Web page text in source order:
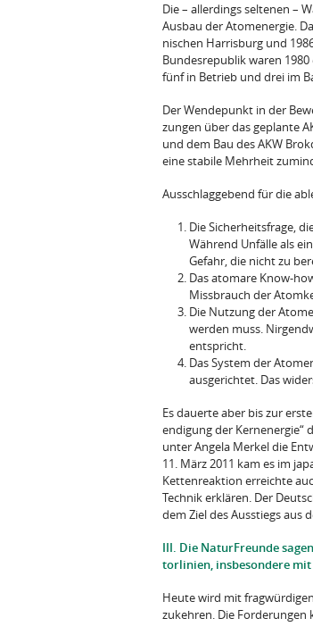
Die – allerdings seltenen –
Ausbau der Atomenergie.
nischen Harrisburg und
Bundesrepublik waren
fünf in Betrieb und drei im
Der Wendepunkt in der
zungen über das geplante
und dem Bau des AKW
eine stabile Mehrheit
Ausschlaggebend für die
Die Sicherheitsfrage,
Während Unfälle als
Gefahr, die nicht zu
Das atomare Know-
Missbrauch der
Die Nutzung der
werden muss.
entspricht.
Das System der
ausgerichtet. Das
Es dauerte aber bis zur
endigung der Kernenergie“
unter Angela Merkel die
11. März 2011 kam es im
Kettenreaktion erreichte
Technik erklären. Der
dem Ziel des Ausstiegs aus
III. Die NaturFreunde
torlinien, insbesondere mit
Heute wird mit
zukehren. Die Forderungen